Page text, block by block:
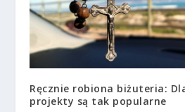
Ręcznie robiona biżuteria:
projekty są tak popularne